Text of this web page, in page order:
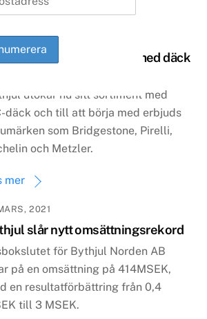
mer
2021
utökar sortimentet med däck
utökar nu sitt sortiment med
däck och till att börja med erbjuds
som Bridgestone, Pirelli,
och Metzler.
mer
2021
slår nytt omsättningsrekord
för Bythjul Norden AB
på en omsättning på 414MSEK,
en resultatförbättring från 0,4
till 3 MSEK.